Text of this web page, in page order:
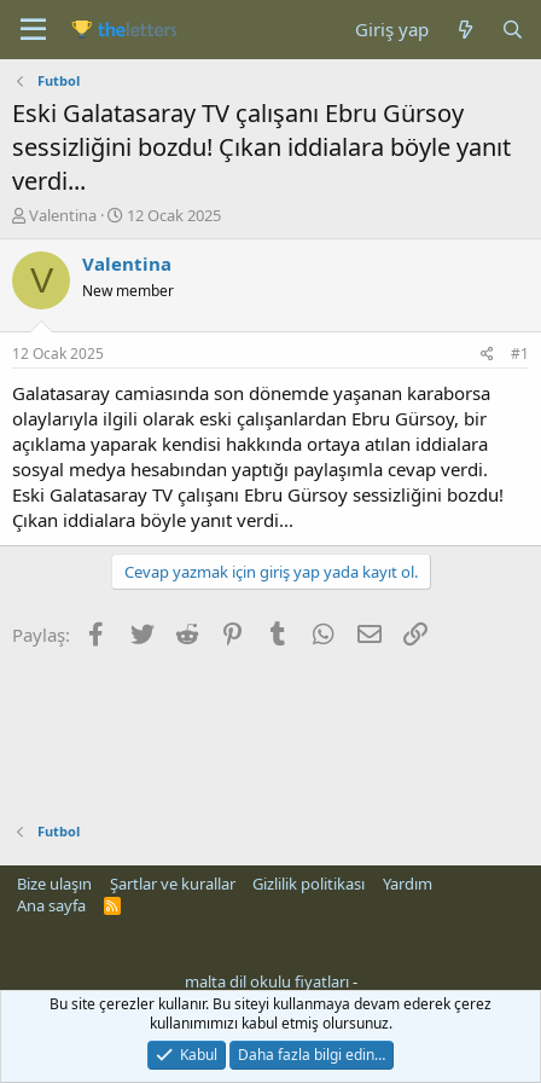
Giriş yap
Futbol
Eski Galatasaray TV çalışanı Ebru Gürsoy
sessizliğini bozdu! Çıkan iddialara böyle yanıt
verdi...
K
n
b
u
u
b
a
l
a
t
a
n
Valentina
B
ş
a
ç
t
a
r
h
i
12 Ocak 2025
V Valentina
New member
12 Ocak 2025 #1
Galatasaray camiasında son dönemde yaşanan karaborsa
olaylarıyla ilgili olarak eski çalışanlardan Ebru Gürsoy, bir
açıklama yaparak kendisi hakkında ortaya atılan iddialara
sosyal medya hesabından yaptığı paylaşımla cevap verdi.
Eski Galatasaray TV çalışanı Ebru Gürsoy sessizliğini bozdu!
Çıkan iddialara böyle yanıt verdi...
Cevap yazmak için giriş yap yada kayıt ol.
Paylaş: Facebook
Twitter Reddit PinterestTumblr WhatsApp
E-posta
Futbol
Bize ulaşın Şartlar ve kurallar Gizlilik politikası
Yardım
Ana sayfa
R
malta dil okulu fiyatları-
Bu site çerezler kullanır. Bu siteyi kullanmaya devam ederek çerez
kullanımımızı kabul etmiş olursunuz.
Kabul
Daha fazla bilgi edin…